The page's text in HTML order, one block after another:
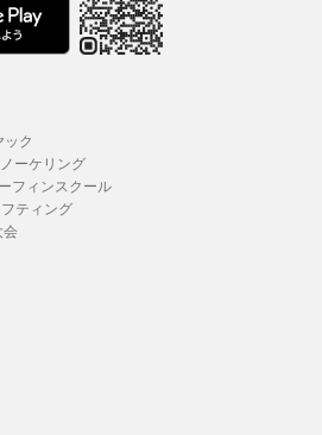
ク
ーケリング
フィンスクール
ティング
会